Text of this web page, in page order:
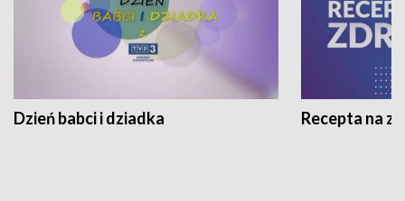
Dzień babci i dziadka Recepta na